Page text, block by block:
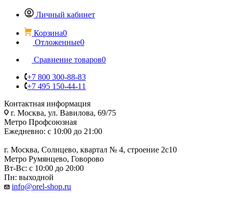
Личный кабинет
Корзина0
Отложенные0
Сравнение товаров0
+7 800 300-88-83
+7 495 150-44-11
Контактная информация
г. Москва, ул. Вавилова, 69/75
Метро Профсоюзная
Ежедневно: с 10:00 до 21:00
г. Москва, Солнцево, квартал № 4, строение 2с10
Метро Румянцево, Говорово
Вт-Вс: с 10:00 до 20:00
Пн: выходной
info@orel-shop.ru